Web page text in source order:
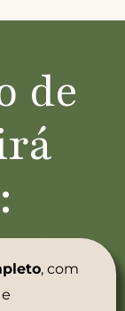
de
, com